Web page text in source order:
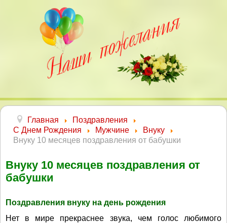
Главная
Поздравления
С Днем Рождения
Мужчине
Внуку
Внуку 10 месяцев поздравления от бабушки
Внуку 10 месяцев поздравления от
бабушки
Поздравления внуку на день рождения
Нет в мире прекраснее звука, чем голос любимого